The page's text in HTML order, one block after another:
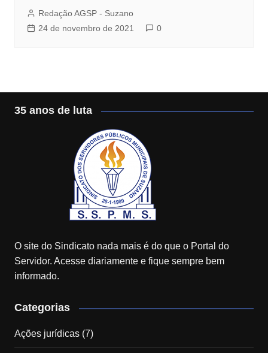
Redação AGSP - Suzano
24 de novembro de 2021
0
35 anos de luta
O site do Sindicato nada mais é do que o Portal do
Servidor. Acesse diariamente e fique sempre bem
informado.
Categorias
Ações jurídicas(7)